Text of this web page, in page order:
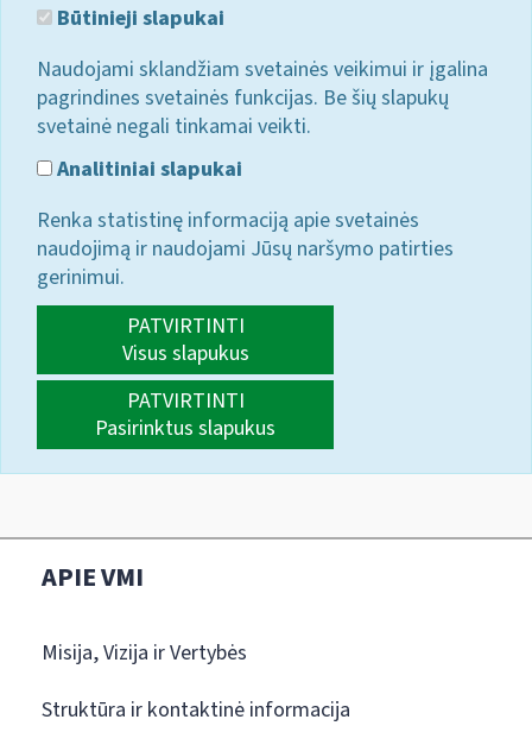
Būtinieji slapukai
Naudojami sklandžiam svetainės veikimui ir įgalina
pagrindines svetainės funkcijas. Be šių slapukų
svetainė negali tinkamai veikti.
Analitiniai slapukai
Renka statistinę informaciją apie svetainės
naudojimą ir naudojami Jūsų naršymo patirties
gerinimui.
PATVIRTINTI
Visus slapukus
PATVIRTINTI
Pasirinktus slapukus
APIE VMI
Misija, Vizija ir Vertybės
Struktūra ir kontaktinė informacija